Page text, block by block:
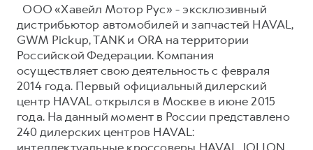
ООО «Хавейл Мотор Рус» - эксклюзивный
дистрибьютор автомобилей и запчастей HAVAL,
GWM Pickup, TANK и ORA на территории
Российской Федерации. Компания
осуществляет свою деятельность с февраля
2014 года. Первый официальный дилерский
центр HAVAL открылся в Москве в июне 2015
года. На данный момент в России представлено
240 дилерских центров HAVAL: